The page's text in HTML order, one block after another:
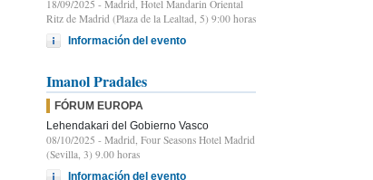
18/09/2025 - Madrid, Hotel Mandarin Oriental
Ritz de Madrid (Plaza de la Lealtad, 5) 9:00 horas
Información del evento
Imanol Pradales
FÓRUM EUROPA
Lehendakari del Gobierno Vasco
08/10/2025 - Madrid, Four Seasons Hotel Madrid
(Sevilla, 3) 9.00 horas
Información del evento